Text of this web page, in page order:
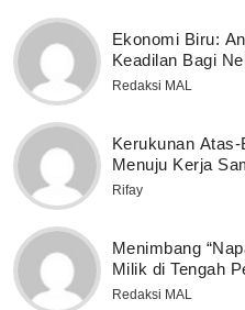
Ekonomi Biru:
Keadilan Bagi
Redaksi MAL
Kerukunan
Menuju Kerja
Rifay
Menimbang
Milik di Tengah
Redaksi MAL